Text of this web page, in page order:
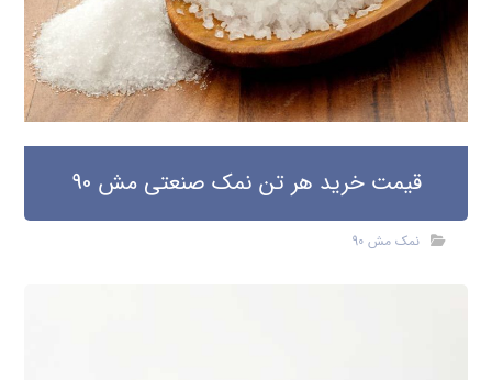
قیمت خرید هر تن نمک صنعتی مش 90
نمک مش 90